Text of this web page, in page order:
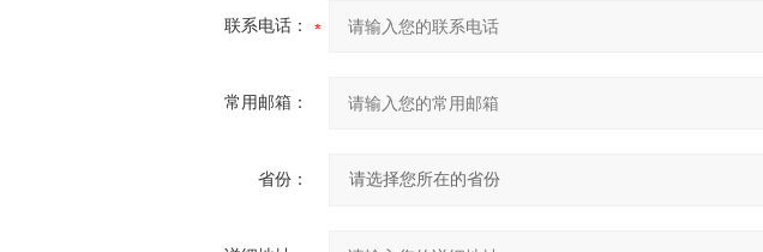
联系电话：
常用邮箱：
省份：